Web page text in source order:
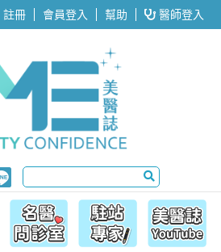
註冊 會員登入 幫助 醫師登入